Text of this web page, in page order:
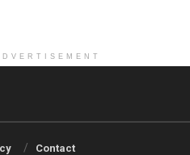
Contact